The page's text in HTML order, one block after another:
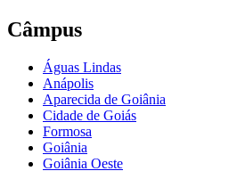
Câmpus
Águas Lindas
Anápolis
Aparecida de Goiânia
Cidade de Goiás
Formosa
Goiânia
Goiânia Oeste